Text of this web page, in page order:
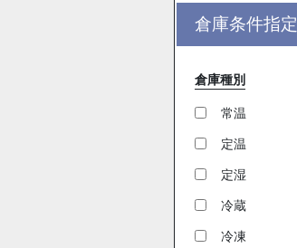
倉庫条件指定
倉庫種別
常温
定温
定湿
冷蔵
冷凍